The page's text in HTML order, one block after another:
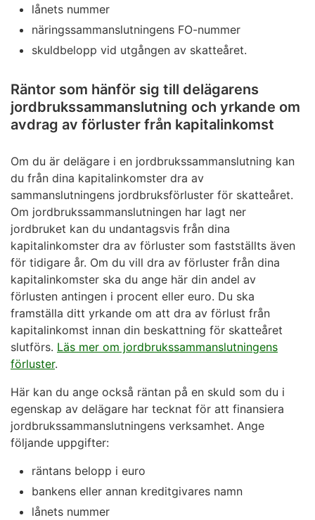
lånets nummer
näringssammanslutningens FO-nummer
skuldbelopp vid utgången av skatteåret.
Räntor som hänför sig till delägarens
jordbrukssammanslutning och yrkande om
avdrag av förluster från kapitalinkomst
Om du är delägare i en jordbrukssammanslutning kan
du från dina kapitalinkomster dra av
sammanslutningens jordbruksförluster för skatteåret.
Om jordbrukssammanslutningen har lagt ner
jordbruket kan du undantagsvis från dina
kapitalinkomster dra av förluster som fastställts även
för tidigare år. Om du vill dra av förluster från dina
kapitalinkomster ska du ange här din andel av
förlusten antingen i procent eller euro. Du ska
framställa ditt yrkande om att dra av förlust från
kapitalinkomst innan din beskattning för skatteåret
slutförs. Läs mer om jordbrukssammanslutningens
förluster.
Här kan du ange också räntan på en skuld som du i
egenskap av delägare har tecknat för att finansiera
jordbrukssammanslutningens verksamhet. Ange
följande uppgifter:
räntans belopp i euro
bankens eller annan kreditgivares namn
lånets nummer